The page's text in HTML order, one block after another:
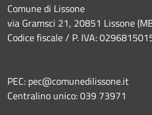
Comune di Lissone
via Gramsci 21, 20851 Lissone
Codice fiscale / P. IVA:
PEC: pec@comunedilissone.it
Centralino unico:039 73971